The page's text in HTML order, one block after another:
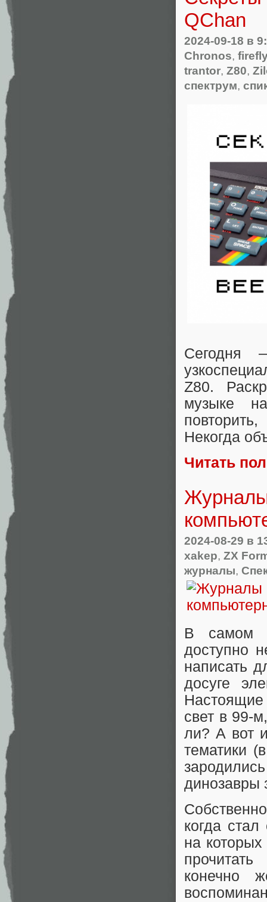
QChan
2024-09-18 в
Chronos,
trantor, Z80,
спектрум,
Сегодня
Z80.
музыке
Некогда
Читать
Журналы
2024-08-29 в
xakep, ZX
журналы,
В самом
доступно
написать
досуге
Настоящие
свет в 99-
ли? А вот
тематики
динозавры
когда
на
конечно